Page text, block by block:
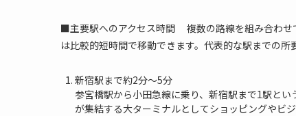
■主要駅へのアクセス時間 複数の路線を組み合わせ
は比較的短時間で移動できます。代表的な駅までの所
新宿駅まで約2分～5分
参宮橋駅から小田急線に乗り、新宿駅まで1駅と
が集結する大ターミナルとしてショッピングやビ